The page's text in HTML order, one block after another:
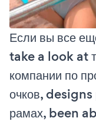
Если вы все
take a look at
компании по
очков, designs
рамах, been